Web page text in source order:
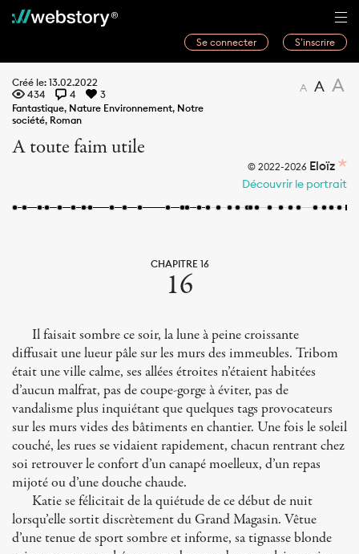
Se connecter S’inscrire
Webwriters
Créé le: 13.02.2022
434
4
3
Fantastique, Nature Environnement, Notre
société, Roman
A A A
A toute faim utile
© 2022-2026 Eloïz
Découvrir le portrait
CHAPITRE 16
16
Il faisait sombre ce soir, la lune à peine croissante
diffusait une lueur pâle sur les murs des immeubles. Tribom
était une ville calme, ses allées étroites n’étaient habitées
d’aucun malfrat, pas de coupe-gorge à éviter, pas de
vandalisme plus inquiétant que quelques tags provocateurs
sur les murs vides des bâtiments en chantier. Une fois le soleil
couché, les rues se vidaient rapidement, chacun rentrant chez
soi retrouver le confort d’un canapé moelleux, d’un repas
mijoté ou d’une douche chaude.
Katie se félicitait de la quiétude de ce début de nuit
lorsqu’elle sortit discrètement du Grand Magasin. Vêtue
d’une tenue de sport sombre et informe, sa tignasse blonde